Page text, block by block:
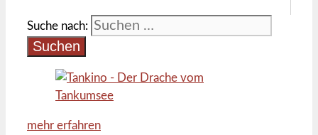
Suche nach:
mehr erfahren